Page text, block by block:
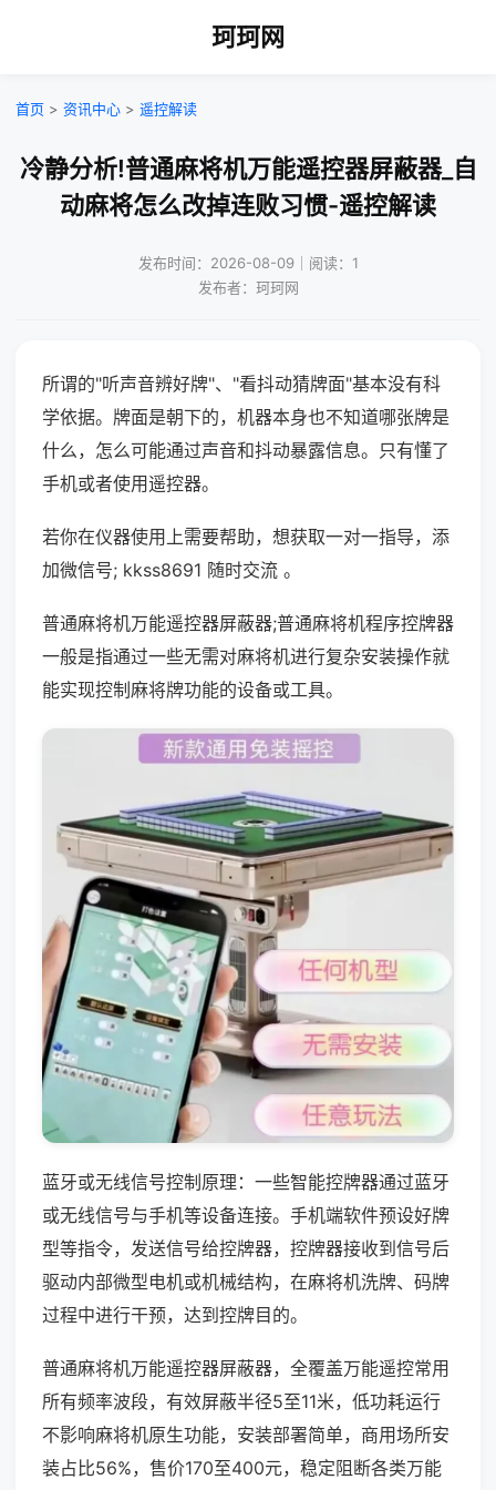
珂珂网
首页 > 资讯中心 > 遥控解读
冷静分析!普通麻将机万能遥控器屏蔽器_自
动麻将怎么改掉连败习惯-遥控解读
发布时间：2026-08-09｜阅读：1
发布者：珂珂网
所谓的"听声音辨好牌"、"看抖动猜牌面"基本没有科
学依据。牌面是朝下的，机器本身也不知道哪张牌是
什么，怎么可能通过声音和抖动暴露信息。只有懂了
手机或者使用遥控器。
若你在仪器使用上需要帮助，想获取一对一指导，添
加微信号; kkss8691 随时交流 。
普通麻将机万能遥控器屏蔽器;普通麻将机程序控牌器
一般是指通过一些无需对麻将机进行复杂安装操作就
能实现控制麻将牌功能的设备或工具。
蓝牙或无线信号控制原理：一些智能控牌器通过蓝牙
或无线信号与手机等设备连接。手机端软件预设好牌
型等指令，发送信号给控牌器，控牌器接收到信号后
驱动内部微型电机或机械结构，在麻将机洗牌、码牌
过程中进行干预，达到控牌目的。
普通麻将机万能遥控器屏蔽器，全覆盖万能遥控常用
所有频率波段，有效屏蔽半径5至11米，低功耗运行
不影响麻将机原生功能，安装部署简单，商用场所安
装占比56%，售价170至400元，稳定阻断各类万能